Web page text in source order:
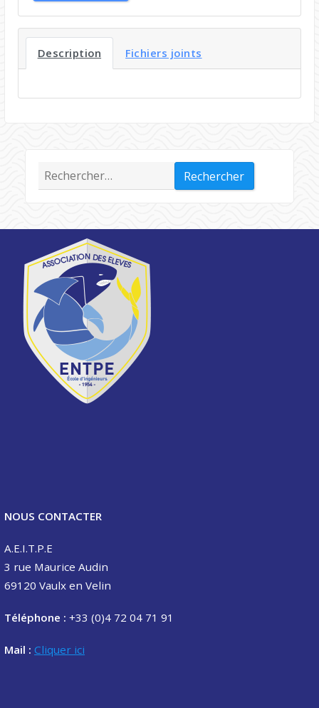
Description Fichiers joints
Rechercher :
NOUS CONTACTER
A.E.I.T.P.E
3 rue Maurice Audin
69120 Vaulx en Velin
Téléphone : +33 (0)4 72 04 71 91
Mail : Cliquer ici